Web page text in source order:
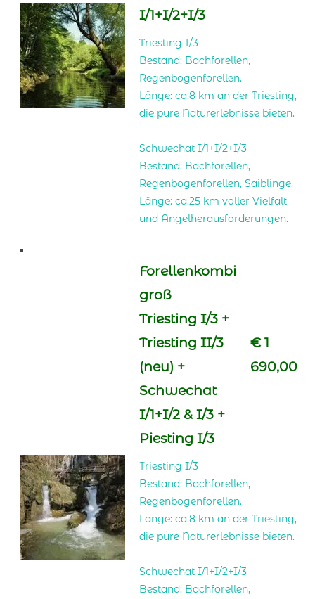
I/1+I/2+I/3
Triesting I/3
Bestand: Bachforellen,
Regenbogenforellen.
Länge: ca.8 km an der Triesting,
die pure Naturerlebnisse bieten.
Schwechat I/1+I/2+I/3
Bestand: Bachforellen,
Regenbogenforellen, Saiblinge.
Länge: ca.25 km voller Vielfalt
und Angelherausforderungen.
Forellenkombi
groß
Triesting I/3 +
Triesting II/3
(neu) +
Schwechat
I/1+I/2 & I/3 +
Piesting I/3
€ 1
690,00
Triesting I/3
Bestand: Bachforellen,
Regenbogenforellen.
Länge: ca.8 km an der Triesting,
die pure Naturerlebnisse bieten.
Schwechat I/1+I/2+I/3
Bestand: Bachforellen,